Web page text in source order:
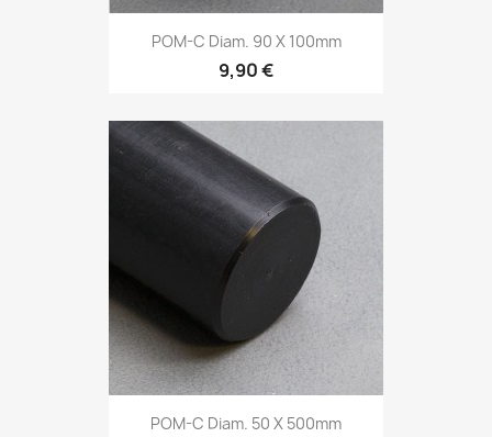
POM-C Diam. 90 X 100mm
9,90 €
POM-C Diam. 50 X 500mm